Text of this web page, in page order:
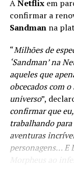
preparo
produção
infelizmente
estes
precisam de
De acordo com
Aquaman 2: O
atual
dentro do
comoMulher-
estariam na
10 anos que
ANetflixem
confirmar a
Sandmanna
“Milhões de
‘Sandman’ na
aqueles que
obcecados com
universo”,
confirmar que
trabalhando
aventuras
personagens… E
Morpheus ao